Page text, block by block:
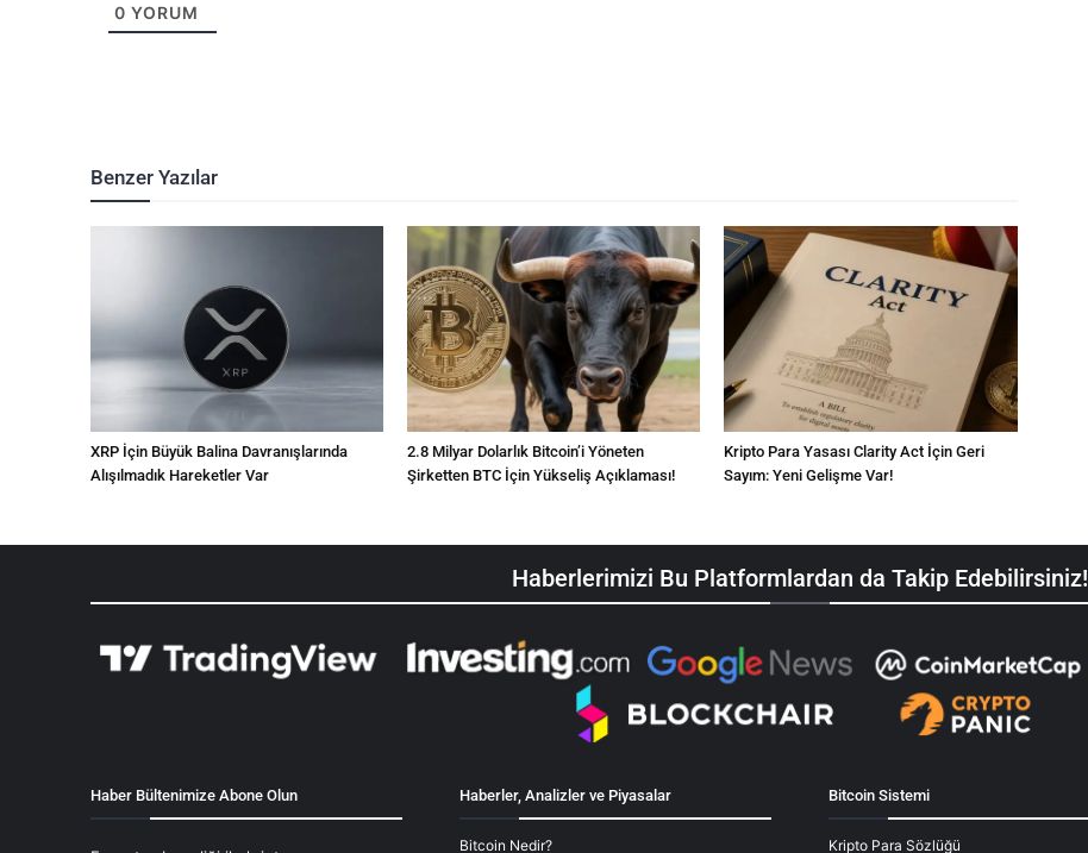
0 YORUM
Benzer Yazılar
XRP İçin Büyük Balina Davranışlarında
Alışılmadık Hareketler Var
2.8 Milyar Dolarlık Bitcoin’i Yöneten
Şirketten BTC İçin Yükseliş Açıklaması!
Kripto Para Yasası Clarity Act İçin Geri
Sayım: Yeni Gelişme Var!
Haberlerimizi Bu Platformlardan da Takip Edebilirsiniz!
Haber Bültenimize Abone Olun Haberler, Analizler ve Piyasalar
Bitcoin Nedir?
Bitcoin Sistemi
Kripto Para Sözlüğü